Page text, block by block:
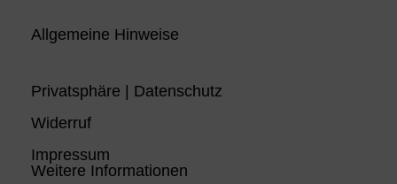
Allgemeine Hinweise
Privatsphäre | Datenschutz
Widerruf
Impressum
Weitere Informationen